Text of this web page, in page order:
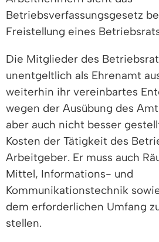
Betriebsverfassungsgesetz
Freistellung eines
Die Mitglieder des
unentgeltlich als Ehrenamt
weiterhin ihr vereinbartes
wegen der Ausübung des
aber auch nicht besser
Kosten der Tätigkeit des
Arbeitgeber. Er muss auch
Mittel, Informations- und
Kommunikationstechnik
dem erforderlichen Umfang
stellen.